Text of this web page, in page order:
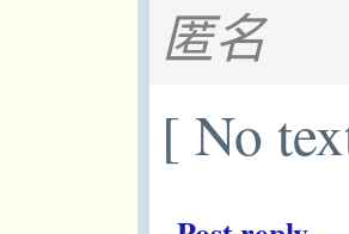
匿名
[ No